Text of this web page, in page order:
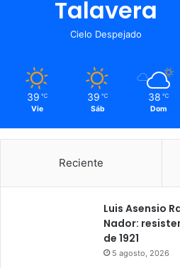
Talavera
Cielo Despejado
39 ℃
Vie
39 ℃
Sáb
38 ℃
Dom
Reciente
Luis Asensio
Nador:
de 1921
5 agosto, 2026